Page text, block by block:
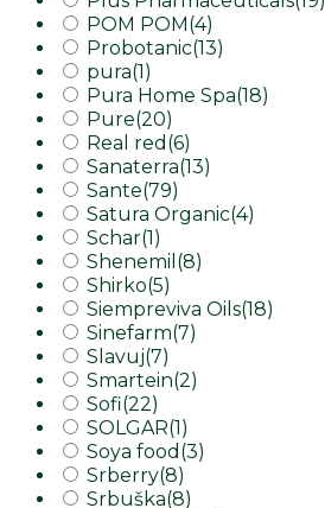
POM POM(4)
Probotanic(13)
pura(1)
Pura Home Spa(18)
Pure(20)
Real red (6)
Sanaterra(13)
Sante(79)
Satura Organic(4)
Schar(1)
Shenemil (8)
Shirko(5)
Siempreviva Oils(18)
Sinefarm(7)
Slavuj(7)
Smartein(2)
Sofi(22)
SOLGAR(1)
Soya food (3)
Srberry(8)
Srbuška(8)